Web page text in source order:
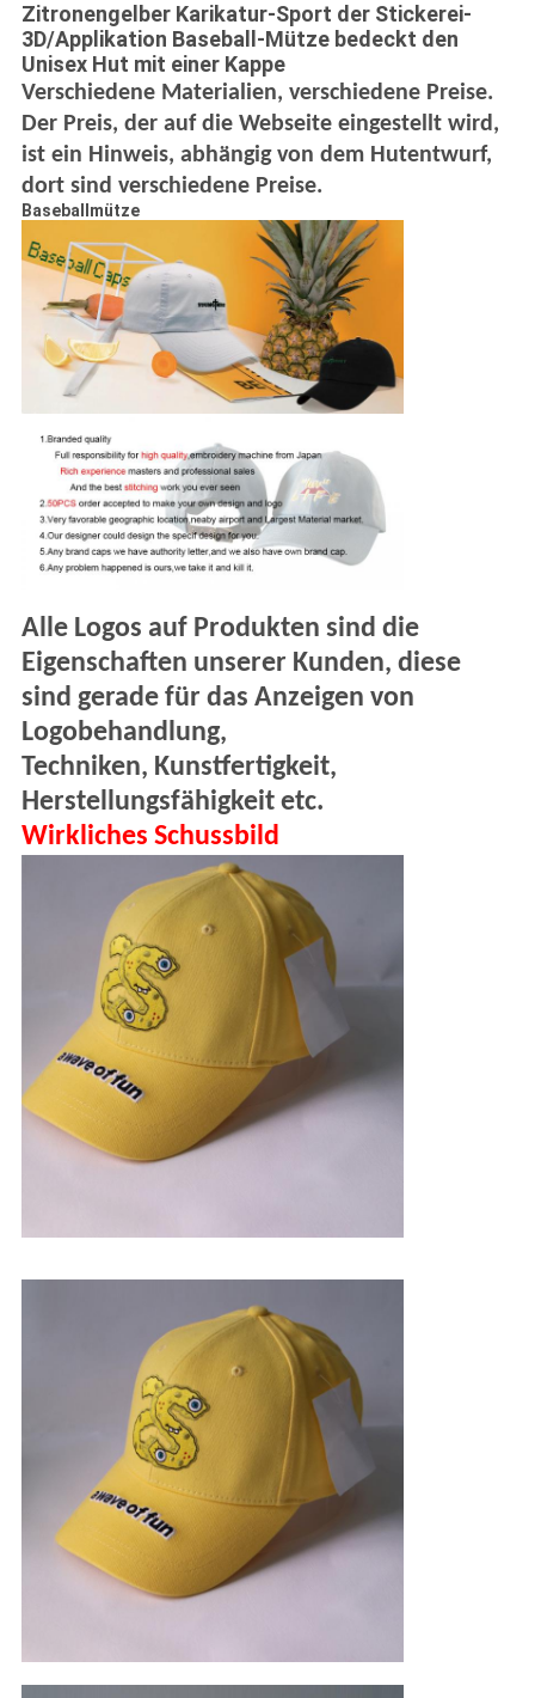
Zitronengelber Karikatur-Sport der Stickerei-
3D/Applikation Baseball-Mütze bedeckt den
Unisex Hut mit einer Kappe
Verschiedene Materialien, verschiedene Preise.
Der Preis, der auf die Webseite eingestellt wird,
ist ein Hinweis, abhängig von dem Hutentwurf,
dort sind verschiedene Preise.
Baseballmütze
Alle Logos auf Produkten sind die
Eigenschaften unserer Kunden, diese
sind gerade für das Anzeigen von
Logobehandlung,
Techniken, Kunstfertigkeit,
Herstellungsfähigkeit etc.
Wirkliches Schussbild